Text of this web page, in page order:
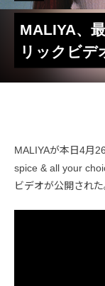
MALIYA、
リックビデ
MALIYAが本日4月
spice & all your
ビデオが公開された